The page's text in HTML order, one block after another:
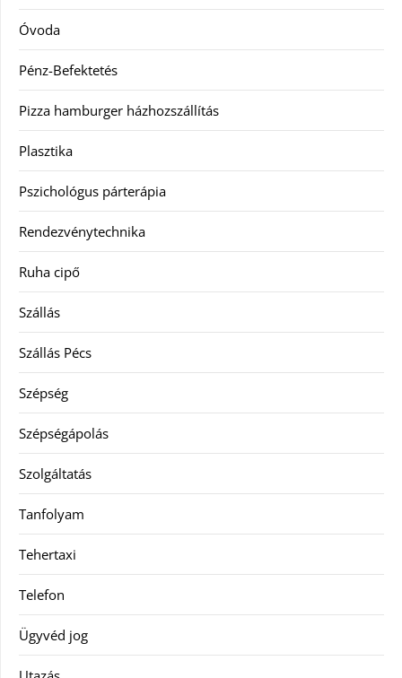
Óvoda
Pénz-Befektetés
Pizza hamburger házhozszállítás
Plasztika
Pszichológus párterápia
Rendezvénytechnika
Ruha cipő
Szállás
Szállás Pécs
Szépség
Szépségápolás
Szolgáltatás
Tanfolyam
Tehertaxi
Telefon
Ügyvéd jog